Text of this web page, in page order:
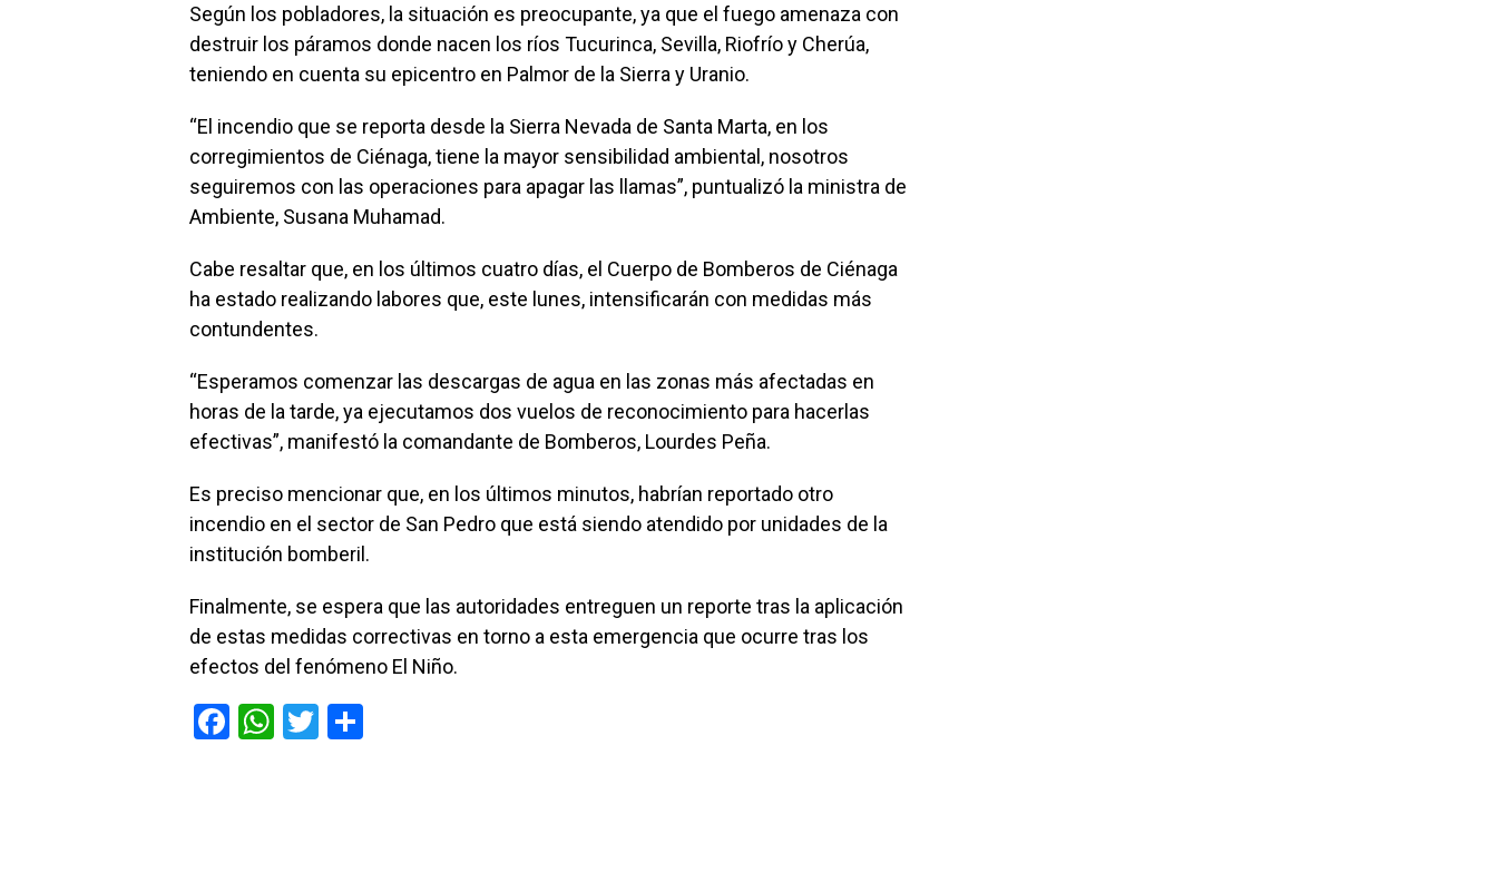
Según los pobladores, la situación es preocupante, ya que el fuego amenaza con
destruir los páramos donde nacen los ríos Tucurinca, Sevilla, Riofrío y Cherúa,
teniendo en cuenta su epicentro en Palmor de la Sierra y Uranio.
“El incendio que se reporta desde la Sierra Nevada de Santa Marta, en los
corregimientos de Ciénaga, tiene la mayor sensibilidad ambiental, nosotros
seguiremos con las operaciones para apagar las llamas”, puntualizó la ministra de
Ambiente, Susana Muhamad.
Cabe resaltar que, en los últimos cuatro días, el Cuerpo de Bomberos de Ciénaga
ha estado realizando labores que, este lunes, intensificarán con medidas más
contundentes.
“Esperamos comenzar las descargas de agua en las zonas más afectadas en
horas de la tarde, ya ejecutamos dos vuelos de reconocimiento para hacerlas
efectivas”, manifestó la comandante de Bomberos, Lourdes Peña.
Es preciso mencionar que, en los últimos minutos, habrían reportado otro
incendio en el sector de San Pedro que está siendo atendido por unidades de la
institución bomberil.
Finalmente, se espera que las autoridades entreguen un reporte tras la aplicación
de estas medidas correctivas en torno a esta emergencia que ocurre tras los
efectos del fenómeno El Niño.
F
W T